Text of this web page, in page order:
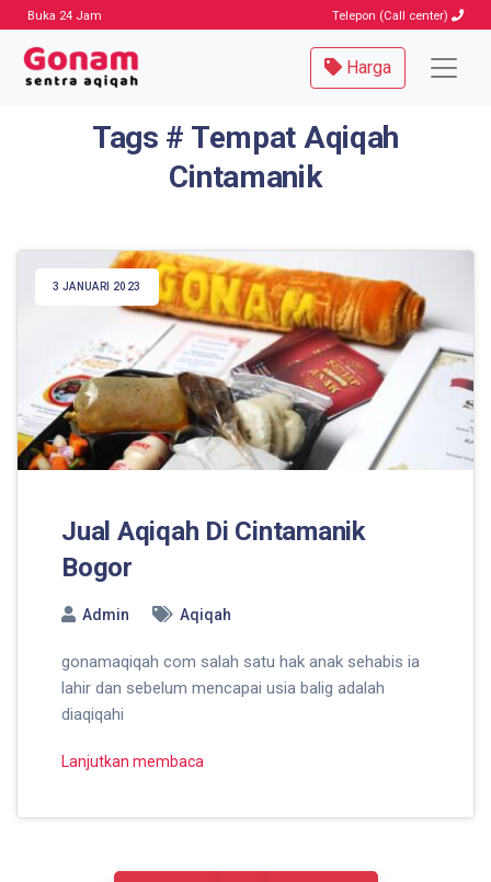
Buka 24 Jam Telepon (Call center)
Harga
Tags # Tempat Aqiqah
Cintamanik
3 JANUARI 2023
Jual Aqiqah Di Cintamanik
Bogor
Admin Aqiqah
gonamaqiqah com salah satu hak anak sehabis ia
lahir dan sebelum mencapai usia balig adalah
diaqiqahi
Lanjutkan membaca